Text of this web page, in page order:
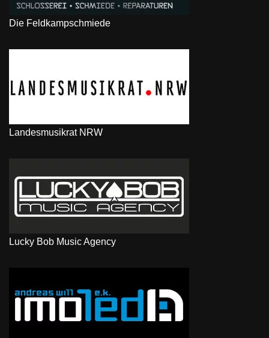
Die Feldkampschmiede
Landesmusikrat NRW
Lucky Bob Music Agency